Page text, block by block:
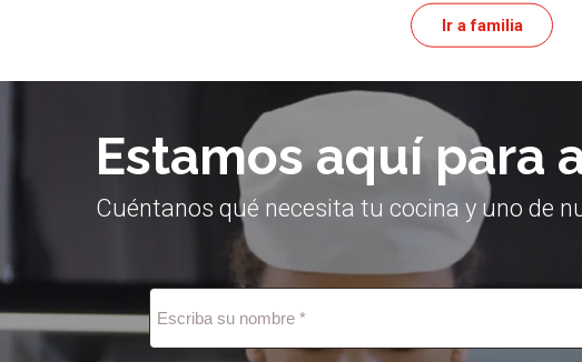
Ir a familia
Estamos aquí para
Cuéntanos qué necesita tu cocina y uno de